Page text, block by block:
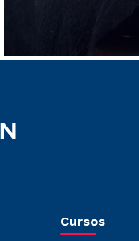
Cursos